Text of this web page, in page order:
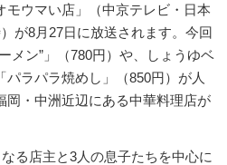
ウマい店」（中京テレビ・日本
が8月27日に放送されます。今回
メン”」（780円）や、しょうゆベ
ラパラ焼めし」（850円）が人
岡・中洲近辺にある中華料理店が
る店主と3人の息子たちを中心に